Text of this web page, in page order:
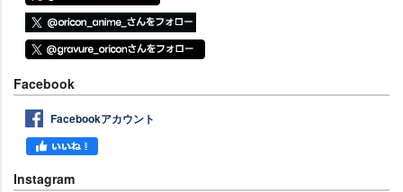
Facebook
Facebookアカウント
Instagram